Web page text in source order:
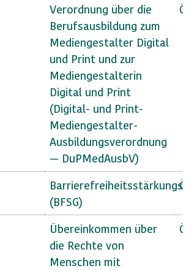
Verordnung über die
Berufsausbildung zum
Mediengestalter Digital
und Print und zur
Mediengestalterin
Digital und Print
(Digital- und Print-
Mediengestalter-
Ausbildungsverordnung
— DuPMedAusbV)
(BFSG)
Übereinkommen über
die Rechte von
Menschen mit